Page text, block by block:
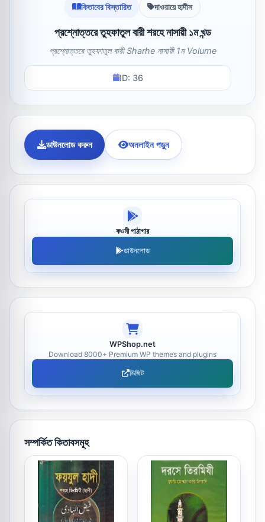
কিতাবের বিস্তারিত দাওরায়ে হাদীস
প্রশ্নোত্তরে তুহফাতুল বারী শরহে নাসায়ী ১ম খন্ড
প্রশ্নোত্তরে তুহফাতুল বারী Sharhe নাসায়ী 1ম Volume
ID: 36
ডাউনলোড করুন অনলাইন পড়ুন
কওমী পাঠাগার
ডাউনলোড
WPShop.net
Download 8000+ Premium WP themes and plugins
ভিজিট
সম্পর্কিত কিতাবসমূহ